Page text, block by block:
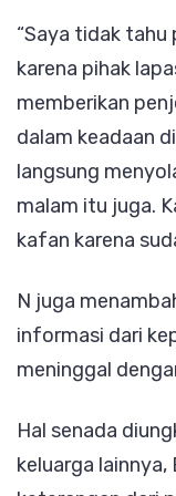
“Saya tidak tahu
karena pihak
memberikan
dalam keadaan
langsung
malam itu juga.
kafan karena
N juga
informasi dari
meninggal
Hal senada
keluarga lainnya,